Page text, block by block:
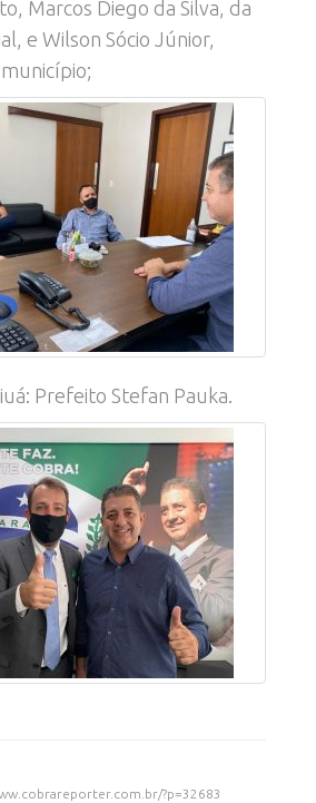
Marcos Diego da Silva, da
e Wilson Sócio Júnior,
Prefeito Stefan Pauka.
?p=32683